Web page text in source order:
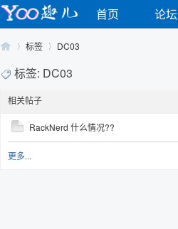
首页 论坛
Yo›
标签 DC03
标签: DC03
相关帖子
RackNerd 什么情况??
更多...